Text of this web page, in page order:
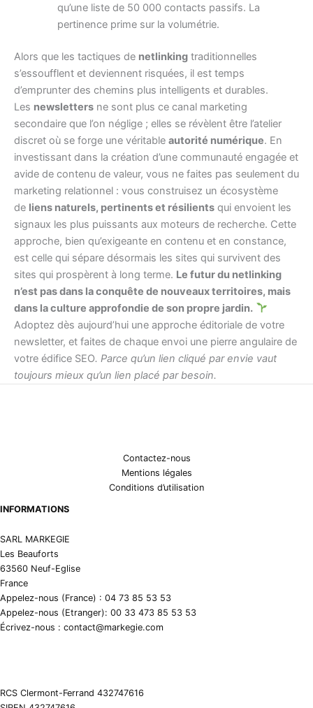
qu’une liste de 50 000 contacts passifs. La
pertinence prime sur la volumétrie.
Alors que les tactiques de netlinking traditionnelles
s’essoufflent et deviennent risquées, il est temps
d’emprunter des chemins plus intelligents et durables.
Les newsletters ne sont plus ce canal marketing
secondaire que l’on néglige ; elles se révèlent être l’atelier
discret où se forge une véritable autorité numérique. En
investissant dans la création d’une communauté engagée et
avide de contenu de valeur, vous ne faites pas seulement du
marketing relationnel : vous construisez un écosystème
de liens naturels, pertinents et résilients qui envoient les
signaux les plus puissants aux moteurs de recherche. Cette
approche, bien qu’exigeante en contenu et en constance,
est celle qui sépare désormais les sites qui survivent des
sites qui prospèrent à long terme. Le futur du netlinking
n’est pas dans la conquête de nouveaux territoires, mais
dans la culture approfondie de son propre jardin.
Adoptez dès aujourd’hui une approche éditoriale de votre
newsletter, et faites de chaque envoi une pierre angulaire de
votre édifice SEO. Parce qu’un lien cliqué par envie vaut
toujours mieux qu’un lien placé par besoin.
Contactez-nous
Mentions légales
Conditions d’utilisation
INFORMATIONS
SARL MARKEGIE
Les Beauforts
63560 Neuf-Eglise
France
Appelez-nous (France) : 04 73 85 53 53
Appelez-nous (Etranger): 00 33 473 85 53 53
Écrivez-nous : contact@markegie.com
RCS Clermont-Ferrand 432747616